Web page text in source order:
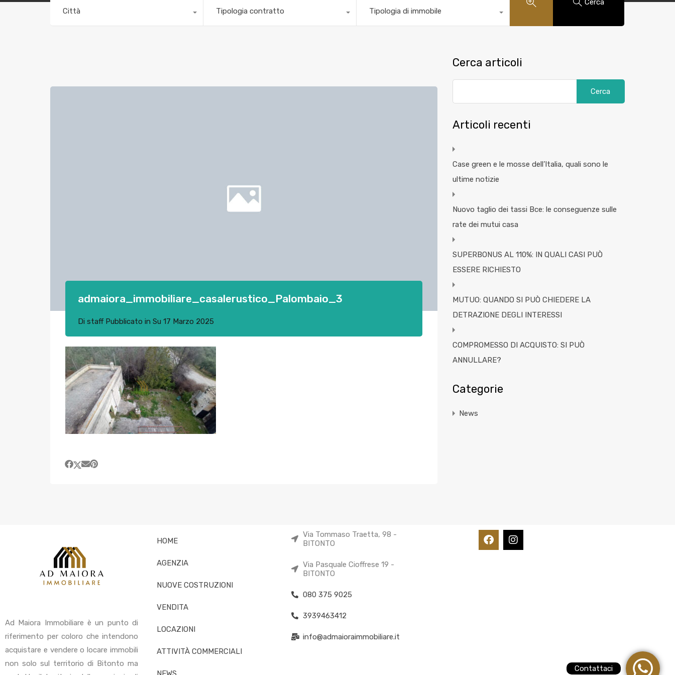
Città Tipologia contratto Tipologia di immobile
Cerca
admaiora_immobiliare_casalerustico_Palombaio_3
Di staffPubblicato in Su 17 Marzo 2025
Cerca articoli
Articoli recenti
Case green e le mosse dell’Italia, quali sono le
ultime notizie
Nuovo taglio dei tassi Bce: le conseguenze sulle
rate dei mutui casa
SUPERBONUS AL 110%: IN QUALI CASI PUÒ
ESSERE RICHIESTO
MUTUO: QUANDO SI PUÒ CHIEDERE LA
DETRAZIONE DEGLI INTERESSI
COMPROMESSO DI ACQUISTO: SI PUÒ
ANNULLARE?
Categorie
News
Ad Maiora Immobiliare è un punto di
riferimento per coloro che intendono
acquistare e vendere o locare immobili
non solo sul territorio di Bitonto ma
HOME
AGENZIA
NUOVE COSTRUZIONI
VENDITA
LOCAZIONI
ATTIVITÀ COMMERCIALI
Via Tommaso Traetta, 98 -
BITONTO
Via Pasquale Cioffrese 19 -
BITONTO
080 375 9025
3939463412
info@admaioraimmobiliare.it
Contattaci